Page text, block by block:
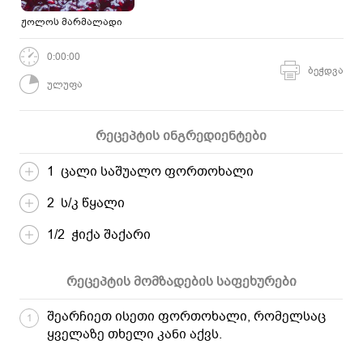
ჟოლოს მარმალადი
0:00:00
ულუფა
ბეჭდვა
რეცეპტის ინგრედიენტები
1 ცალი საშუალო ფორთოხალი
2 ს/კ წყალი
1/2 ჭიქა შაქარი
რეცეპტის მომზადების საფეხურები
1
შეარჩიეთ ისეთი ფორთოხალი, რომელსაც
ყველაზე თხელი კანი აქვს.